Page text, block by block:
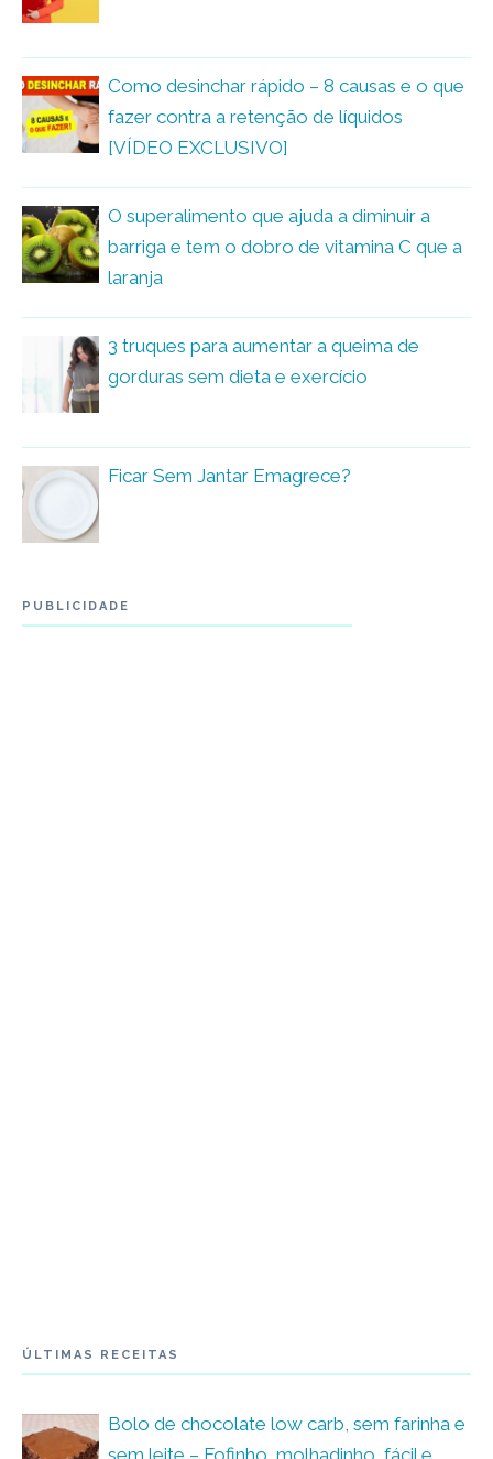
Como desinchar rápido – 8 causas e o que
fazer contra a retenção de líquidos
[VÍDEO EXCLUSIVO]
O superalimento que ajuda a diminuir a
barriga e tem o dobro de vitamina C que a
laranja
3 truques para aumentar a queima de
gorduras sem dieta e exercício
Ficar Sem Jantar Emagrece?
PUBLICIDADE
ÚLTIMAS RECEITAS
Bolo de chocolate low carb, sem farinha e
sem leite – Fofinho, molhadinho, fácil e